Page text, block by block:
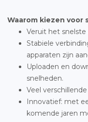
Waarom kiezen voor
Veruit het
Stabiele
apparaten zijn
Uploaden en
snelheden.
Veel
Innovatief: met
komende jaren